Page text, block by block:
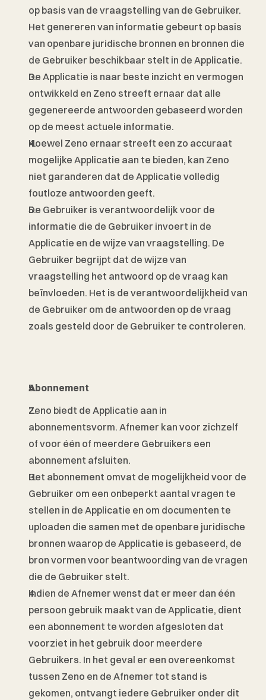
op basis van de vraagstelling van de Gebruiker.
Het genereren van informatie gebeurt op basis
van openbare juridische bronnen en bronnen die
de Gebruiker beschikbaar stelt in de Applicatie.
De Applicatie is naar beste inzicht en vermogen
ontwikkeld en Zeno streeft ernaar dat alle
gegenereerde antwoorden gebaseerd worden
op de meest actuele informatie.
Hoewel Zeno ernaar streeft een zo accuraat
mogelijke Applicatie aan te bieden, kan Zeno
niet garanderen dat de Applicatie volledig
foutloze antwoorden geeft.
De Gebruiker is verantwoordelijk voor de
informatie die de Gebruiker invoert in de
Applicatie en de wijze van vraagstelling. De
Gebruiker begrijpt dat de wijze van
vraagstelling het antwoord op de vraag kan
beïnvloeden. Het is de verantwoordelijkheid van
de Gebruiker om de antwoorden op de vraag
zoals gesteld door de Gebruiker te controleren.
Abonnement
Zeno biedt de Applicatie aan in
abonnementsvorm. Afnemer kan voor zichzelf
of voor één of meerdere Gebruikers een
abonnement afsluiten.
Het abonnement omvat de mogelijkheid voor de
Gebruiker om een onbeperkt aantal vragen te
stellen in de Applicatie en om documenten te
uploaden die samen met de openbare juridische
bronnen waarop de Applicatie is gebaseerd, de
bron vormen voor beantwoording van de vragen
die de Gebruiker stelt.
Indien de Afnemer wenst dat er meer dan één
persoon gebruik maakt van de Applicatie, dient
een abonnement te worden afgesloten dat
voorziet in het gebruik door meerdere
Gebruikers. In het geval er een overeenkomst
tussen Zeno en de Afnemer tot stand is
gekomen, ontvangt iedere Gebruiker onder dit